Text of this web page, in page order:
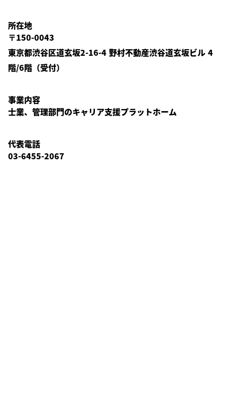
所在地
〒150-0043
東京都渋谷区道玄坂2-16-4 野村不動産渋谷道玄坂ビル 4
階/6階（受付）
事業内容
士業、管理部門のキャリア支援プラットホーム
代表電話
03-6455-2067